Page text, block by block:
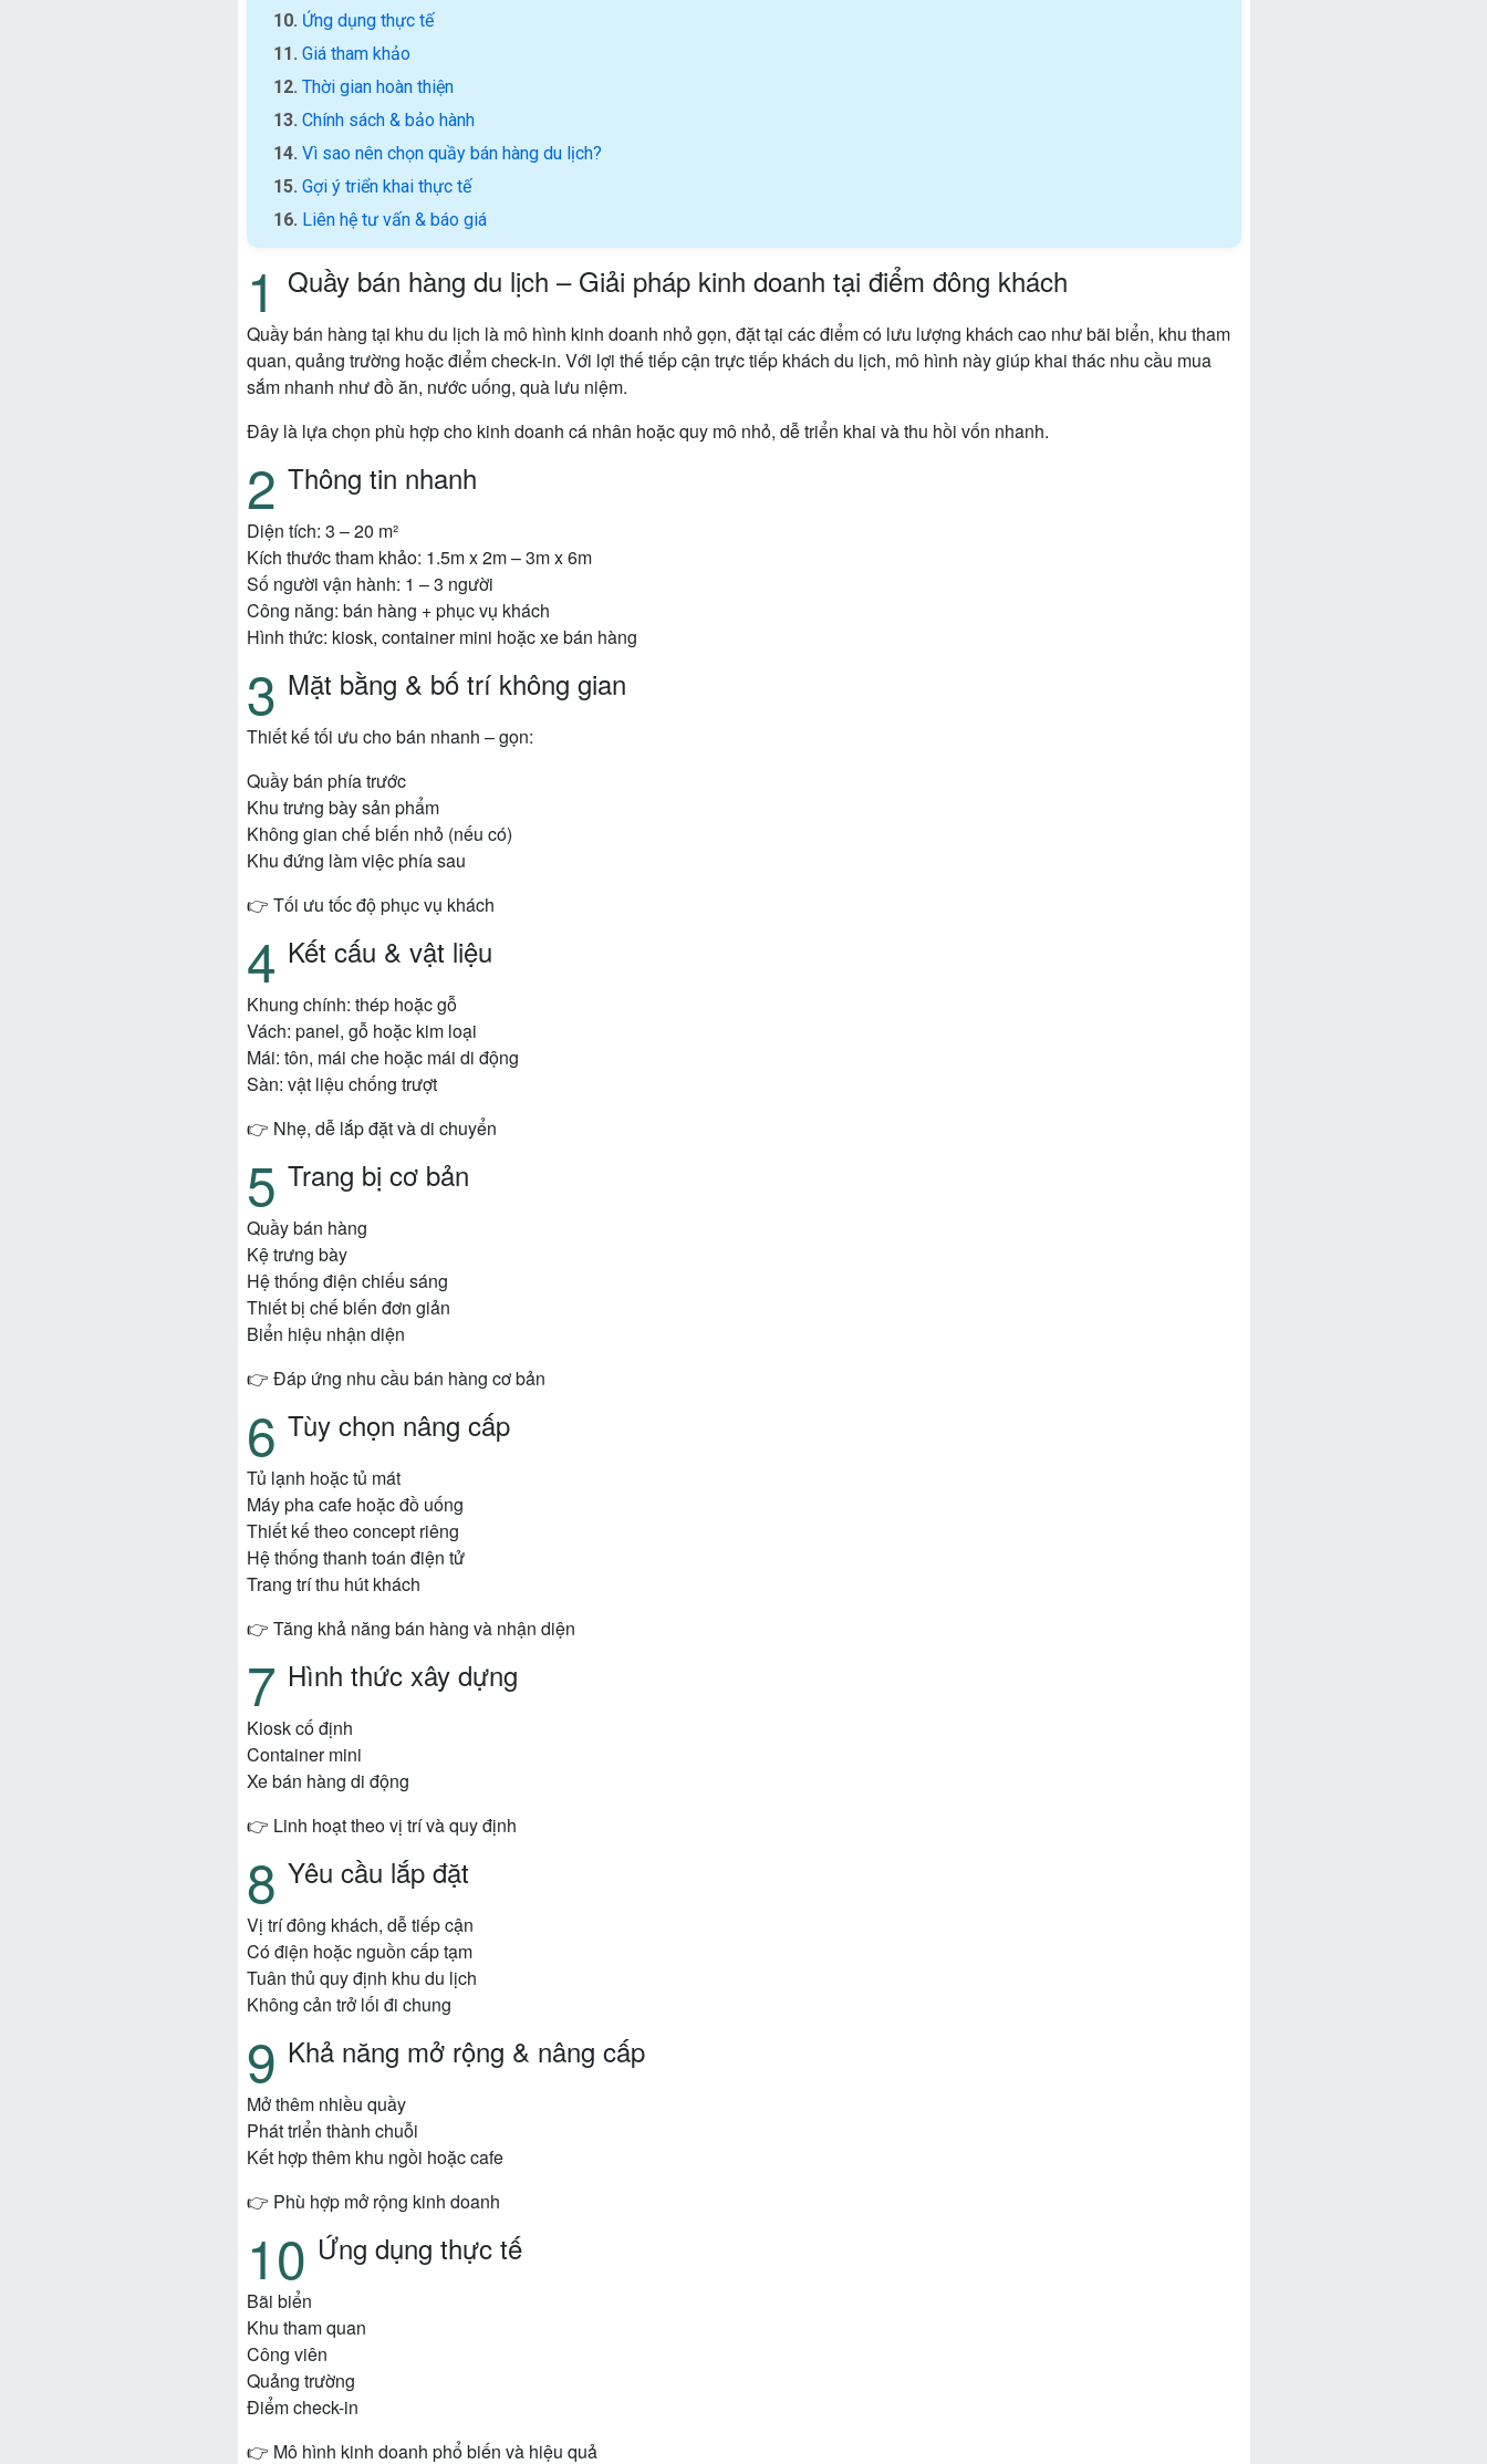
Ứng dụng thực tế
Giá tham khảo
Thời gian hoàn thiện
Chính sách & bảo hành
Vì sao nên chọn quầy bán hàng du lịch?
Gợi ý triển khai thực tế
Liên hệ tư vấn & báo giá
Quầy bán hàng du lịch – Giải pháp kinh doanh tại điểm đông khách
Quầy bán hàng tại khu du lịch là mô hình kinh doanh nhỏ gọn, đặt tại các điểm có lưu lượng khách cao như bãi biển, khu tham
quan, quảng trường hoặc điểm check-in. Với lợi thế tiếp cận trực tiếp khách du lịch, mô hình này giúp khai thác nhu cầu mua
sắm nhanh như đồ ăn, nước uống, quà lưu niệm.
Đây là lựa chọn phù hợp cho kinh doanh cá nhân hoặc quy mô nhỏ, dễ triển khai và thu hồi vốn nhanh.
Thông tin nhanh
Diện tích: 3 – 20 m²
Kích thước tham khảo: 1.5m x 2m – 3m x 6m
Số người vận hành: 1 – 3 người
Công năng: bán hàng + phục vụ khách
Hình thức: kiosk, container mini hoặc xe bán hàng
Mặt bằng & bố trí không gian
Thiết kế tối ưu cho bán nhanh – gọn:
Quầy bán phía trước
Khu trưng bày sản phẩm
Không gian chế biến nhỏ (nếu có)
Khu đứng làm việc phía sau
👉 Tối ưu tốc độ phục vụ khách
Kết cấu & vật liệu
Khung chính: thép hoặc gỗ
Vách: panel, gỗ hoặc kim loại
Mái: tôn, mái che hoặc mái di động
Sàn: vật liệu chống trượt
👉 Nhẹ, dễ lắp đặt và di chuyển
Trang bị cơ bản
Quầy bán hàng
Kệ trưng bày
Hệ thống điện chiếu sáng
Thiết bị chế biến đơn giản
Biển hiệu nhận diện
👉 Đáp ứng nhu cầu bán hàng cơ bản
Tùy chọn nâng cấp
Tủ lạnh hoặc tủ mát
Máy pha cafe hoặc đồ uống
Thiết kế theo concept riêng
Hệ thống thanh toán điện tử
Trang trí thu hút khách
👉 Tăng khả năng bán hàng và nhận diện
Hình thức xây dựng
Kiosk cố định
Container mini
Xe bán hàng di động
👉 Linh hoạt theo vị trí và quy định
Yêu cầu lắp đặt
Vị trí đông khách, dễ tiếp cận
Có điện hoặc nguồn cấp tạm
Tuân thủ quy định khu du lịch
Không cản trở lối đi chung
Khả năng mở rộng & nâng cấp
Mở thêm nhiều quầy
Phát triển thành chuỗi
Kết hợp thêm khu ngồi hoặc cafe
👉 Phù hợp mở rộng kinh doanh
Ứng dụng thực tế
Bãi biển
Khu tham quan
Công viên
Quảng trường
Điểm check-in
👉 Mô hình kinh doanh phổ biến và hiệu quả